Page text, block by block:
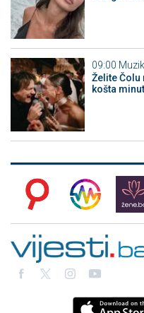
09:00
Želite Čolu
košta